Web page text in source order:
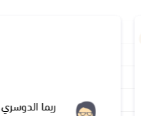
ريما الدوسري